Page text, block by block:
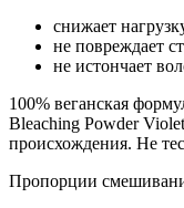
снижает
не повреждает
не истончает
100% веганская
Bleaching Powder
происхождения. Не
Пропорции